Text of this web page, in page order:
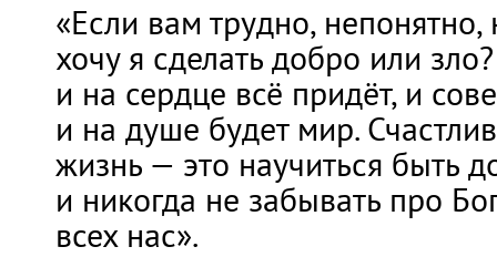
«Если вам трудно,
хочу я сделать добро или
и на сердце всё придёт, и
и на душе будет мир.
жизнь — это научиться быть
и никогда не забывать про
всех нас».